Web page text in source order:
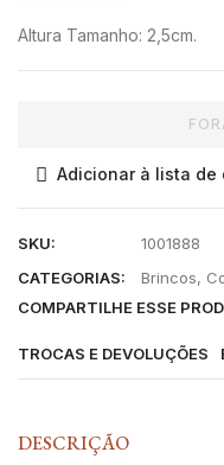
Altura Tamanho: 2,5cm.
Adicionar à lista de
SKU:
1001888
CATEGORIAS:
Brincos,
COMPARTILHE ESSE
TROCAS E DEVOLUÇÕES
DESCRIÇÃO